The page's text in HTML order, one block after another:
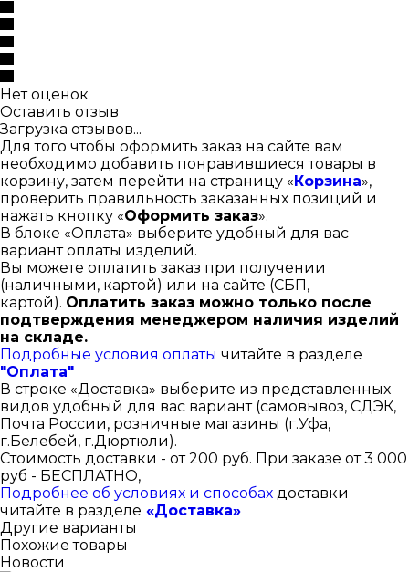
Нет оценок
Оставить отзыв
Загрузка отзывов...
Для того чтобы оформить заказ на сайте вам
необходимо добавить понравившиеся товары в
корзину, затем перейти на страницу «Корзина»,
проверить правильность заказанных позиций и
нажать кнопку «Оформить заказ».
В блоке «Оплата» выберите удобный для вас
вариант оплаты изделий.
Вы можете оплатить заказ при получении
(наличными, картой) или на сайте (СБП,
картой). Оплатить заказ можно только после
подтверждения менеджером наличия изделий
на складе.
Подробные условия оплаты читайте в разделе
"Оплата"
В строке «Доставка» выберите из представленных
видов удобный для вас вариант (самовывоз, СДЭК,
Почта России, розничные магазины (г.Уфа,
г.Белебей, г.Дюртюли).
Стоимость доставки - от 200 руб. При заказе от 3 000
руб - БЕСПЛАТНО,
Подробнее об условиях и способах доставки
читайте в разделе «Доставка»
Другие варианты
Похожие товары
Новости